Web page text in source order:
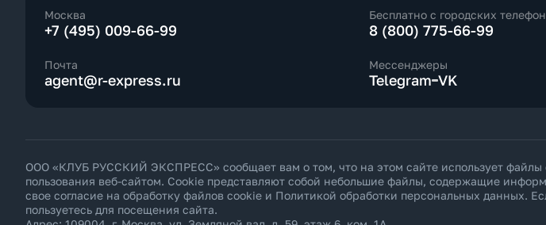
Москва
+7 (495) 009-66-99
Бесплатно с городских
8 (800) 775-66-99
Почта
agent@r-express.ru
Мессенджеры
Telegram VK
ООО «КЛУБ РУССКИЙ ЭКСПРЕСС» сообщает вам о том, что на этом сайте использует
пользования веб-сайтом. Cookie представляют собой небольшие файлы, содержащие
свое согласие на обработку файлов cookie и Политикой обработки персональных данных.
пользуетесь для посещения сайта.